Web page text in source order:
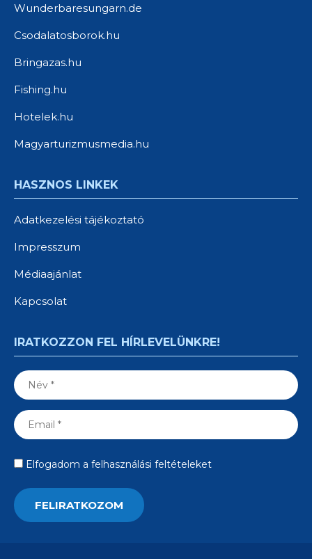
Wunderbaresungarn.de
Csodalatosborok.hu
Bringazas.hu
Fishing.hu
Hotelek.hu
Magyarturizmusmedia.hu
HASZNOS LINKEK
Adatkezelési tájékoztató
Impresszum
Médiaajánlat
Kapcsolat
IRATKOZZON FEL HÍRLEVELÜNKRE!
Elfogadom a felhasználási feltételeket